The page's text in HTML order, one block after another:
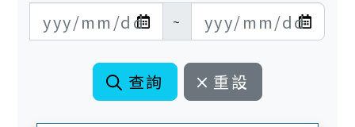
更新日期開始
~
更新日期結束
查詢 重設